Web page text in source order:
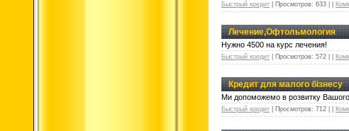
Быстрый кредит Просмотров: 633
Лечение,Офтольмология
Нужно 4500 на курс лечения!
Быстрый кредит Просмотров: 572
Кредит для малого бізнесу
Ми допоможемо в розвитку Вашого
Быстрый кредит Просмотров: 712